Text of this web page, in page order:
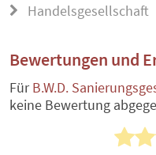
Handelsgesellschaft
Bewertungen und
FürB.W.D.
keine Bewertung